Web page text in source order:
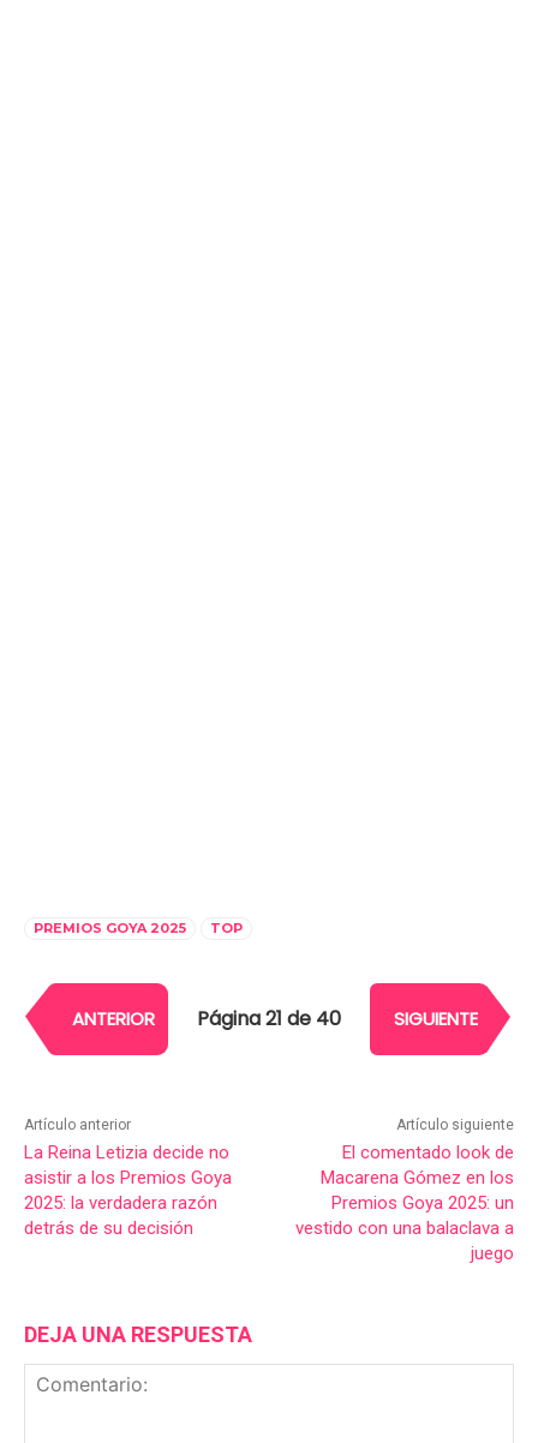
PREMIOS GOYA 2025 TOP
ANTERIOR Página 21 de 40 SIGUIENTE
Artículo anterior
La Reina Letizia decide no
asistir a los Premios Goya
2025: la verdadera razón
detrás de su decisión
Artículo siguiente
El comentado look de
Macarena Gómez en los
Premios Goya 2025: un
vestido con una balaclava a
juego
DEJA UNA RESPUESTA